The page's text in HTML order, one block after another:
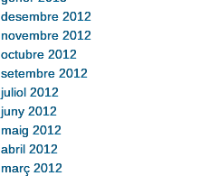
desembre 2012
novembre 2012
octubre 2012
setembre 2012
juliol 2012
juny 2012
maig 2012
abril 2012
març 2012